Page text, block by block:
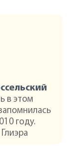
в этом
году.